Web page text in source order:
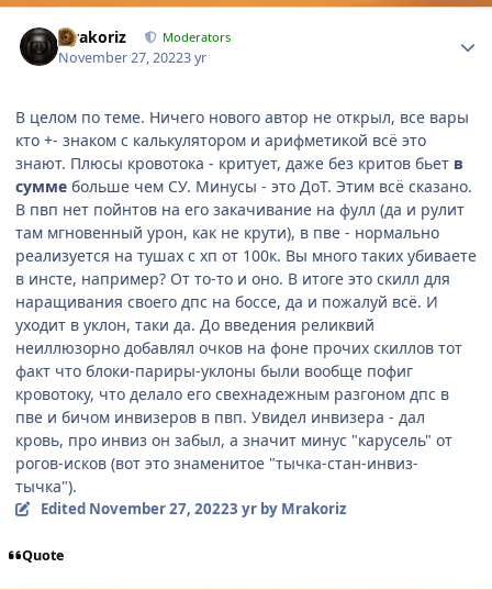
Mrakoriz Moderators
November 27, 20223 yr
В целом по теме. Ничего нового автор не открыл, все вары
кто +- знаком с калькулятором и арифметикой всё это
знают. Плюсы кровотока - критует, даже без критов бьет в
сумме больше чем СУ. Минусы - это ДоТ. Этим всё сказано.
В пвп нет пойнтов на его закачивание на фулл (да и рулит
там мгновенный урон, как не крути), в пве - нормально
реализуется на тушах с хп от 100к. Вы много таких убиваете
в инсте, например? От то-то и оно. В итоге это скилл для
наращивания своего дпс на боссе, да и пожалуй всё. И
уходит в уклон, таки да. До введения реликвий
неиллюзорно добавлял очков на фоне прочих скиллов тот
факт что блоки-париры-уклоны были вообще пофиг
кровотоку, что делало его свехнадежным разгоном дпс в
пве и бичом инвизеров в пвп. Увидел инвизера - дал
кровь, про инвиз он забыл, а значит минус "карусель" от
рогов-исков (вот это знаменитое "тычка-стан-инвиз-
тычка").
Edited November 27, 20223 yrby Mrakoriz
Quote